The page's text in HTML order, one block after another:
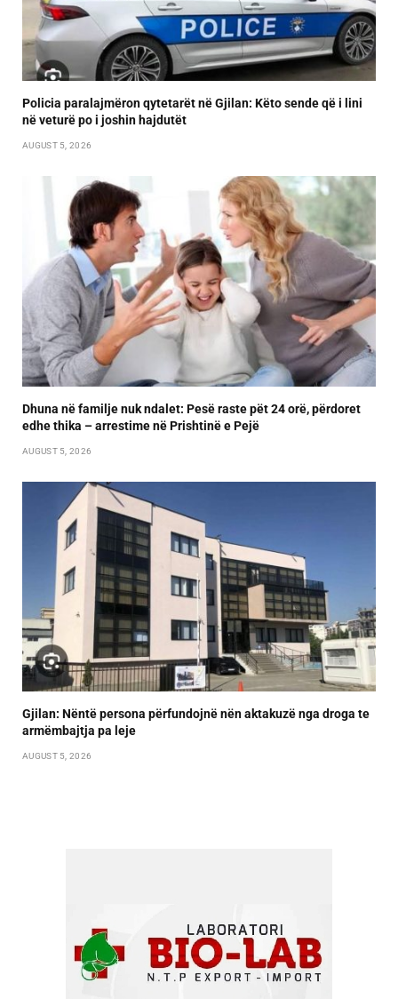
Policia paralajmëron qytetarët në Gjilan: Këto sende që i lini
në veturë po i joshin hajdutët
AUGUST 5, 2026
Dhuna në familje nuk ndalet: Pesë raste pët 24 orë, përdoret
edhe thika – arrestime në Prishtinë e Pejë
AUGUST 5, 2026
Gjilan: Nëntë persona përfundojnë nën aktakuzë nga droga te
armëmbajtja pa leje
AUGUST 5, 2026